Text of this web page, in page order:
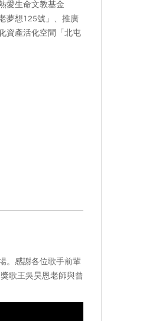
愛生命文教基金
夢想125號」、推廣
資產活化空間「北屯
。感謝各位歌手前輩
歌王吳昊恩老師與曾